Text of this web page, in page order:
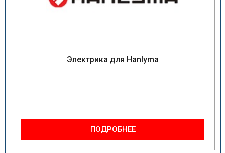
Электрика для Hanlyma
ПОДРОБНЕЕ